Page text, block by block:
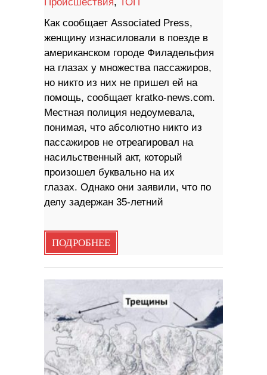
Как сообщает Associated Press,
женщину изнасиловали в поезде в
американском городе Филадельфия
на глазах у множества пассажиров,
но никто из них не пришел ей на
помощь, сообщает kratko-news.com.
Местная полиция недоумевала,
понимая, что абсолютно никто из
пассажиров не отреагировал на
насильственный акт, который
произошел буквально на их
глазах. Однако они заявили, что по
делу задержан 35-летний
ПОДРОБНЕЕ